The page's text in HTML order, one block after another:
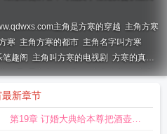
主角是方寒的穿越 主角方寒
寒 主角方寒的都市 主角名字叫方寒
笔趣阁 主角叫方寒的电视剧 方寒的真实
结局男主角叫方寒的主角方寒的主角
角叫方寒的都市
主角是方寒的玄幻
最新章节
第19章 订婚大典给本尊把酒壶放